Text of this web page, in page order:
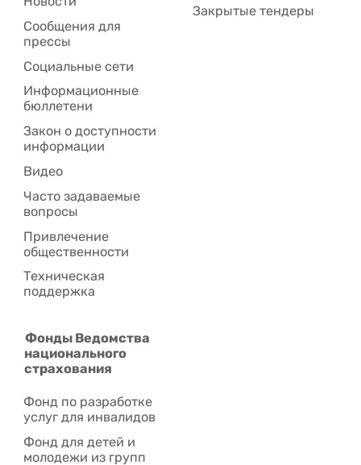
Сообщения для
прессы
Социальные сети
Информационные
бюллетени
Закон о доступности
информации
Видео
Часто задаваемые
вопросы
Привлечение
общественности
Техническая
поддержка
Закрытые тендеры
Фонды Ведомства
национального
страхования
Фонд по разработке
услуг для инвалидов
Фонд для детей и
молодежи из групп